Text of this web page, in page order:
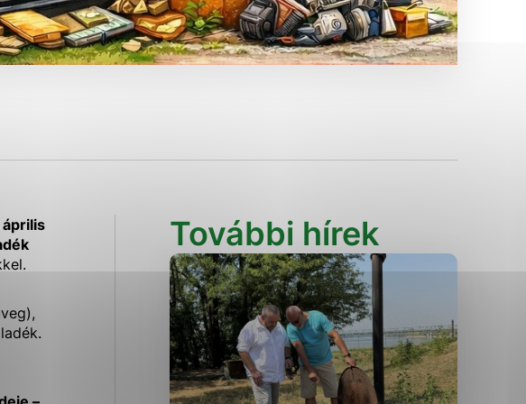
További hírek
Analytické cookies
dáta sa zbierajú anonymne a nie je